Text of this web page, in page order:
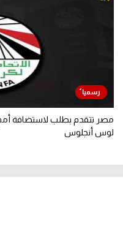
لوس أنجلوس